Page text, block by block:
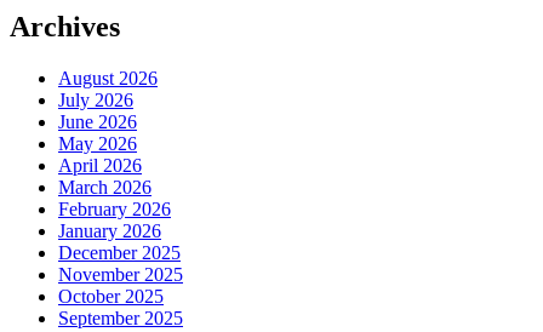
Archives
August 2026
July 2026
June 2026
May 2026
April 2026
March 2026
February 2026
January 2026
December 2025
November 2025
October 2025
September 2025